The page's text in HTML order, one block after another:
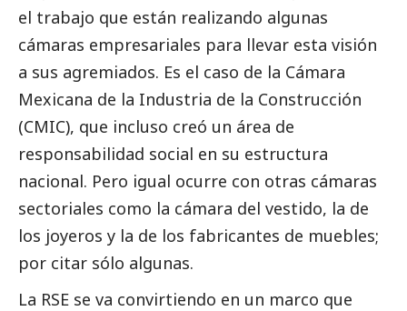
el trabajo que están realizando algunas
cámaras empresariales para llevar esta visión
a sus agremiados. Es el caso de la Cámara
Mexicana de la Industria de la Construcción
(CMIC), que incluso creó un área de
responsabilidad social en su estructura
nacional. Pero igual ocurre con otras cámaras
sectoriales como la cámara del vestido, la de
los joyeros y la de los fabricantes de muebles;
por citar sólo algunas.
La RSE se va convirtiendo en un marco que